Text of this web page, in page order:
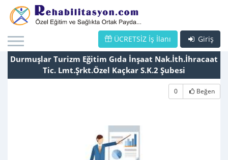
Giriş
ÜCRETSİZ İş İlanı
Durmuşlar Turizm Eğitim Gıda İnşaat Nak.İth.İhracaat
Tic. Lmt.Şrkt.Özel Kaçkar S.K.2 Şubesi
0 Beğen